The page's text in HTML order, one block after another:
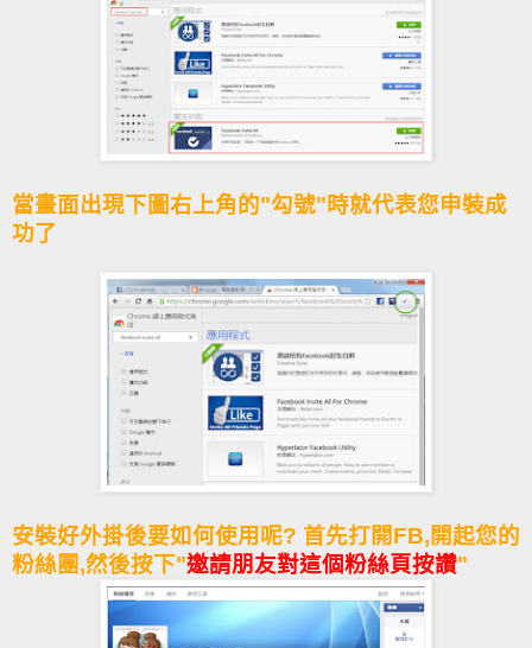
當畫面出現下圖右上角的"勾號"時就代表您申裝成
功了
安裝好外掛後要如何使用呢? 首先打開FB,開起您的
粉絲團,然後按下"邀請朋友對這個粉絲頁按讚"